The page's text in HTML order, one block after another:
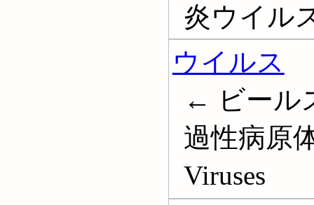
炎ウイル
ウイルス
← ビール
過性病原
Viruses